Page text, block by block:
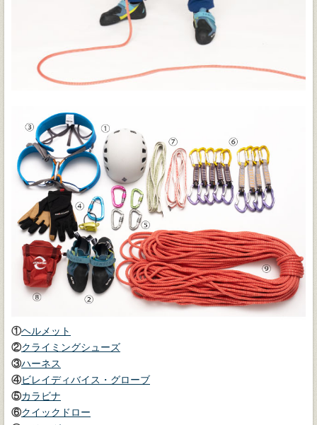
①ヘルメット
②クライミングシューズ
③ハーネス
④ビレイディバイス・グローブ
⑤カラビナ
⑥クイックドロー